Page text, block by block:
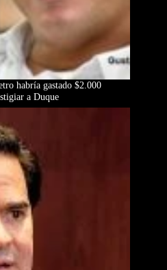
habría gastado $2.000
a Duque